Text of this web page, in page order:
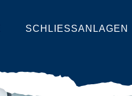
SCHLIESSANLAGEN